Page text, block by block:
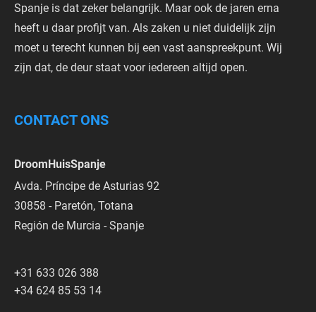
Spanje is dat zeker belangrijk. Maar ook de jaren erna
heeft u daar profijt van. Als zaken u niet duidelijk zijn
moet u terecht kunnen bij een vast aanspreekpunt. Wij
zijn dat, de deur staat voor iedereen altijd open.
CONTACT ONS
DroomHuisSpanje
Avda. Príncipe de Asturias 92
30858 - Paretón, Totana
Región de Murcia - Spanje
+31 633 026 388
+34 624 85 53 14